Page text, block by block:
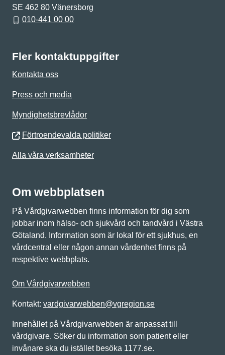
SE 462 80 Vänersborg
010-441 00 00
Fler kontaktuppgifter
Kontakta oss
Press och media
Myndighetsbrevlådor
Förtroendevalda politiker
Alla våra verksamheter
Om webbplatsen
På Vårdgivarwebben finns information för dig som
jobbar inom hälso- och sjukvård och tandvård i Västra
Götaland. Information som är lokal för ett sjukhus, en
vårdcentral eller någon annan vårdenhet finns på
respektive webbplats.
Om Vårdgivarwebben
Kontakt: vardgivarwebben@vgregion.se
Innehållet på Vårdgivarwebben är anpassat till
vårdgivare. Söker du information som patient eller
invånare ska du istället besöka 1177.se.